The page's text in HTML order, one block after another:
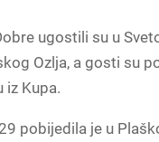
ugostili su u
Ozlja, a gosti su
iz Kupa.
pobijedila je u